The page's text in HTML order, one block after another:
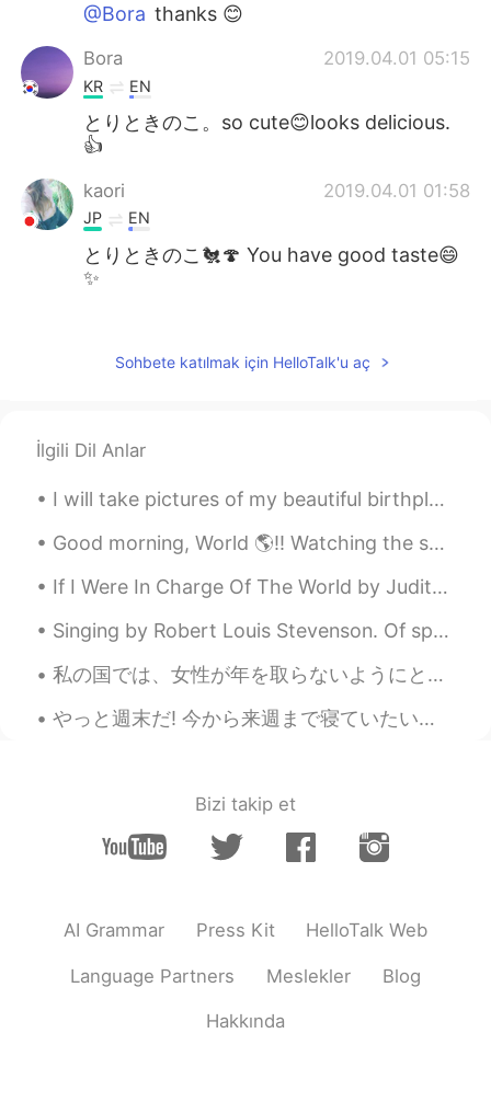
@Bora thanks 😊
Bora 2019.04.01 05:15
KR EN
とりときのこ。so cute😊looks delicious.
👍
kaori 2019.04.01 01:58
JP EN
とりときのこ🐔🍄 You have good taste😄
✨
Mish • ミッシュ • 미시
good. It made me happy.
Akira Yamazaki 2019.03.31 12:56
EN FRJP KR
Mish • ミッシュ • 미시
FRJP
JP EN
美味しそう😍食べてみたいです☺️
Sohbete katılmak için HelloTalk'u aç
İlgili Dil Anlar
I will take pictures of my beautiful birthplace country Perú until the day I move to tokyo and po...
Good morning, World 🌎!! Watching the sunrise this morning felt different for some reason. 🌅 W...
If I Were In Charge Of The World by Judith Viorst. If I were in charge of the world I'd cancel ...
Singing by Robert Louis Stevenson. Of speckled eggs the birdie sings And nests among the trees;...
私の国では、女性が年を取らないようにというプレッシャーがたくさんあると思います すべての人は年を取り、白髪になりますが、女性が彼女の自然な白髪を着ることを決めた場合、一部の人々は「あなたは無謀だ...
やっと週末だ! 今から来週まで寝ていたいけど、友達の誕生日だからパーティーをする! これはロンドンで最高のホットチョコレートだよ! まじうまかった... 🤤 It's finally the...
Bizi takip et
AI Grammar Press Kit HelloTalk Web
Language Partners Meslekler Blog
Hakkında